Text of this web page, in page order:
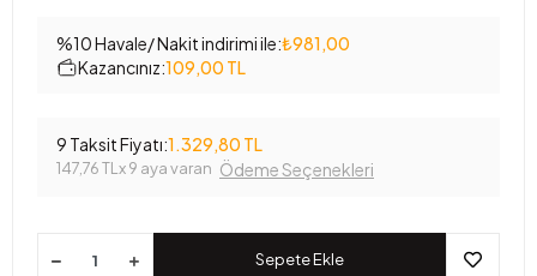
%10 Havale/ Nakit indirimi ile:₺981,00
Kazancınız:109,00 TL
9 Taksit Fiyatı:1.329,80 TL
147,76 TL x 9 aya varan Ödeme Seçenekleri
Sepete Ekle